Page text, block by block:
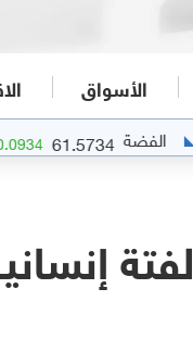
الأسواق
61.5734
+ 0.0934
%)